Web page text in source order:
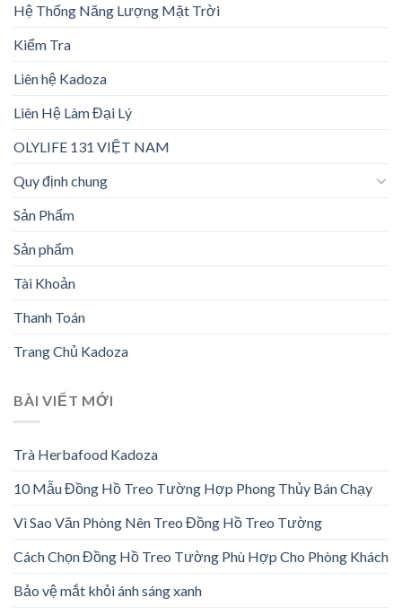
Hệ Thống Năng Lượng Mặt Trời
Kiểm Tra
Liên hệ Kadoza
Liên Hệ Làm Đại Lý
OLYLIFE 131 VIỆT NAM
Quy định chung
Sản Phẩm
Sản phẩm
Tài Khoản
Thanh Toán
Trang Chủ Kadoza
BÀI VIẾT MỚI
Trà Herbafood Kadoza
10 Mẫu Đồng Hồ Treo Tường Hợp Phong Thủy Bán Chạy
Vì Sao Văn Phòng Nên Treo Đồng Hồ Treo Tường
Cách Chọn Đồng Hồ Treo Tường Phù Hợp Cho Phòng Khách
Bảo vệ mắt khỏi ánh sáng xanh